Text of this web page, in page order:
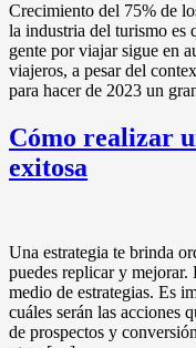
Crecimiento del 75% de
la industria del turismo es
gente por viajar sigue en
viajeros, a pesar del
para hacer de 2023 un
Cómo realizar
exitosa
Una estrategia te brinda
puedes replicar y mejorar.
medio de estrategias. Es
cuáles serán las acciones
de prospectos y